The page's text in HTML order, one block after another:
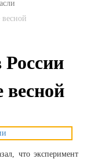
весной
что эксперимент